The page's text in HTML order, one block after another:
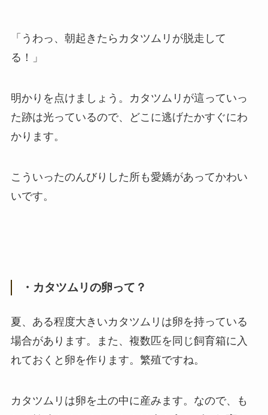
「うわっ、朝起きたらカタツムリが脱走して
る！」
明かりを点けましょう。カタツムリが這っていっ
た跡は光っているので、どこに逃げたかすぐにわ
かります。
こういったのんびりした所も愛嬌があってかわい
いです。
・カタツムリの卵って？
夏、ある程度大きいカタツムリは卵を持っている
場合があります。また、複数匹を同じ飼育箱に入
れておくと卵を作ります。繁殖ですね。
カタツムリは卵を土の中に産みます。なので、も